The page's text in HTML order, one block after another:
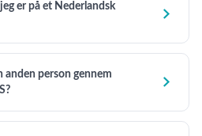
er på et Nederlandsk

anden person gennem
